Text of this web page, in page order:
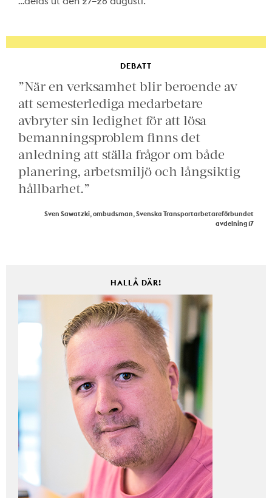
DEBATT
”När en verksamhet blir beroende av
att semesterlediga medarbetare
avbryter sin ledighet för att lösa
bemanningsproblem finns det
anledning att ställa frågor om både
planering, arbetsmiljö och långsiktig
hållbarhet.”
Sven Sawatzki, ombudsman, Svenska Transportarbetareförbundet
avdelning 17
HALLÅ DÄR!